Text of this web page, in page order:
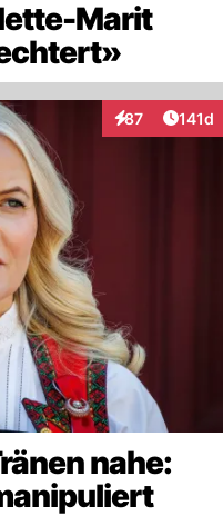
Marit
87
Interaktionen
141d
nahe: